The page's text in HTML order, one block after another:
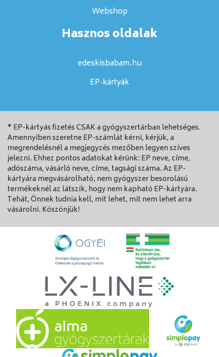
Webshop
Hasznos oldalak
edeskisbabam.hu
EP-kártyák
* EP-kártyás fizetés CSAK a gyógyszertárban lehetséges.
Amennyiben szeretne EP-számlát kérni, kérjük, a
megrendelésnél a megjegyzés mezőben legyen szíves
jelezni. Ehhez pontos adatokat kérünk: EP neve, címe,
adószáma, vásárló neve, címe, tagsági száma. Az EP-
kártyára megvásárolható, nem gyógyszer besorolású
termékeknél az látszik, hogy nem kapható EP-kártyára.
Tehát, Önnek tudnia kell, mit lehet, mit nem lehet arra
vásárolni. Köszönjük!